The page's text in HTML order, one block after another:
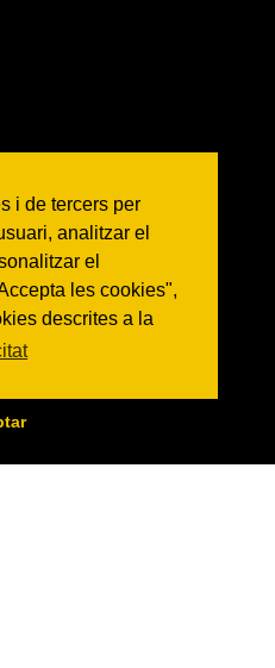
i de tercers per
analitzar el
el
les cookies",
descrites a la